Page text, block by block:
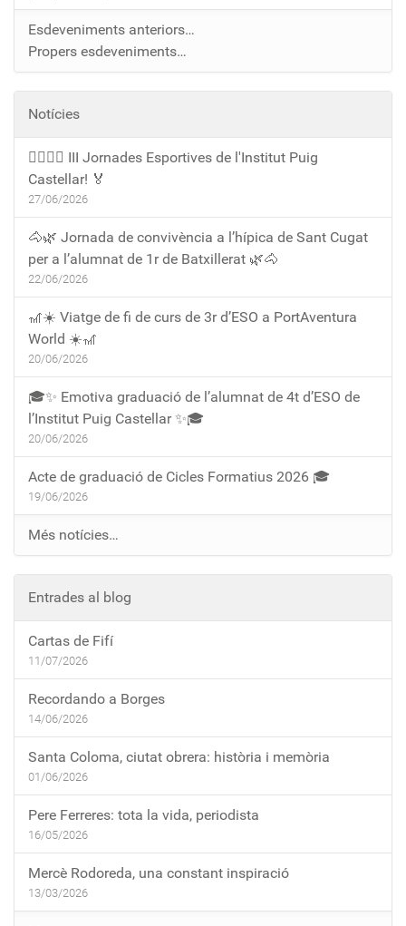
Esdeveniments anteriors…
Propers esdeveniments…
Notícies
🏃‍♀️🏃‍♂️ III Jornades Esportives de l'Institut Puig
Castellar! 🏅
27/06/2026
🐴🌿 Jornada de convivència a l’hípica de Sant Cugat
per a l’alumnat de 1r de Batxillerat 🌿🐴
22/06/2026
🎢☀️ Viatge de fi de curs de 3r d’ESO a PortAventura
World ☀️🎢
20/06/2026
🎓✨ Emotiva graduació de l’alumnat de 4t d’ESO de
l’Institut Puig Castellar ✨🎓
20/06/2026
Acte de graduació de Cicles Formatius 2026 🎓
19/06/2026
Més notícies…
Entrades al blog
Cartas de Fifí
11/07/2026
Recordando a Borges
14/06/2026
Santa Coloma, ciutat obrera: història i memòria
01/06/2026
Pere Ferreres: tota la vida, periodista
16/05/2026
Mercè Rodoreda, una constant inspiració
13/03/2026